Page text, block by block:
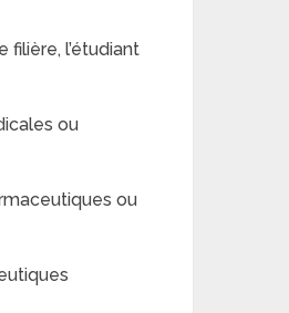
l’étudiant
ou
ou